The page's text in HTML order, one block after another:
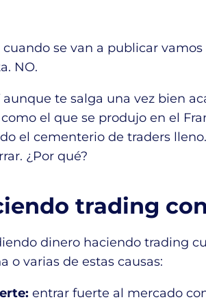
cuando se van a publicar
NO.
aunque te salga una vez bien
el que se produjo en el
el cementerio de traders
¿Por qué?
trading
dinero haciendo trading
o varias de estas causas:
entrar fuerte al mercado